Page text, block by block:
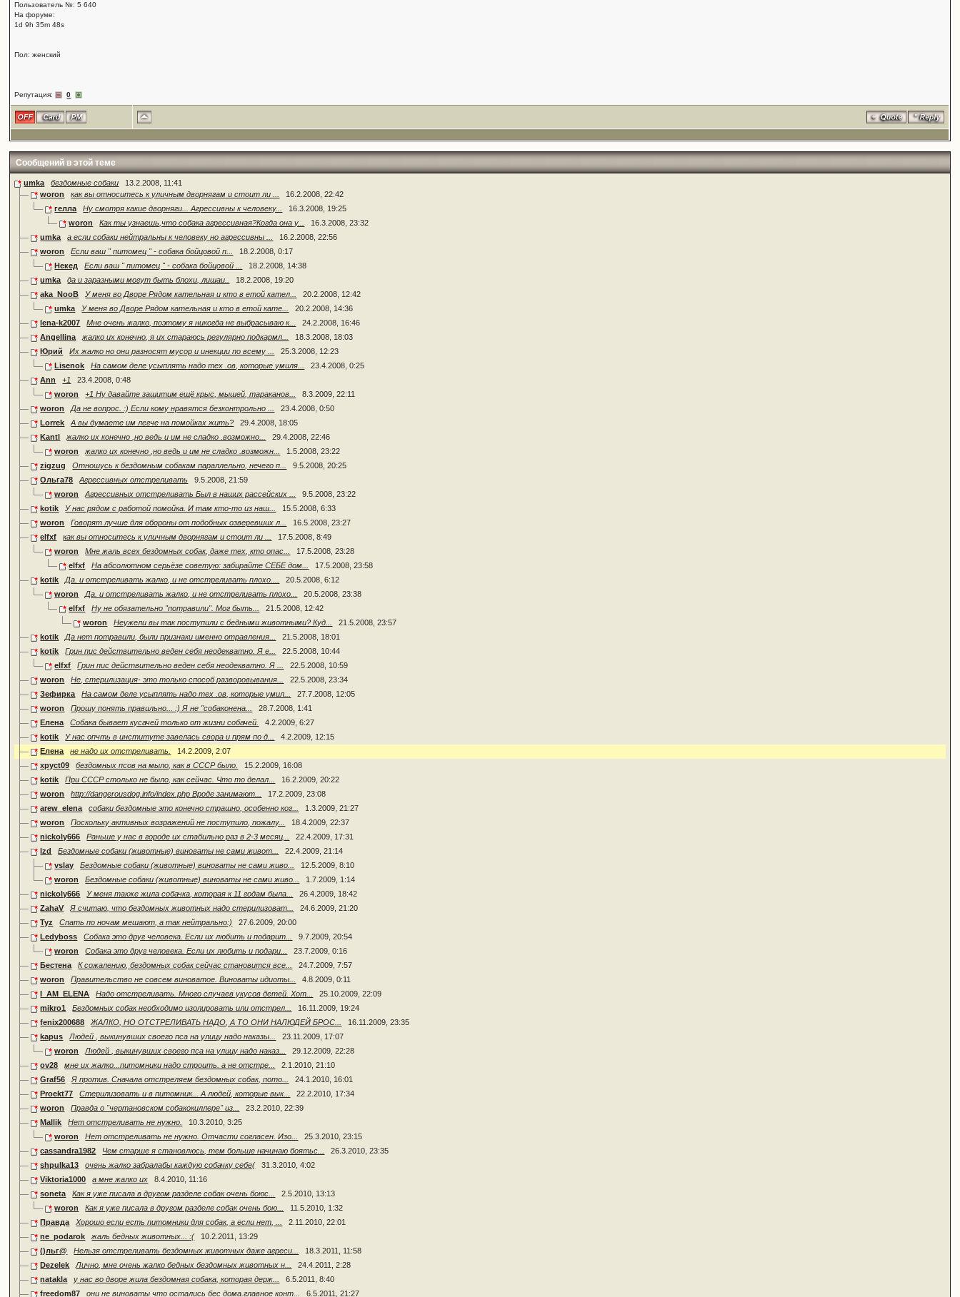
Пользователь №: 5 640
На форуме:
1d 9h 35m 48s
Пол: женский
Репутация: 0
Сообщений в этой теме
umka бездомные собаки
13.2.2008, 11:41
woron
как вы относитесь к уличным дворнягам и стоит ли ...
16.2.2008, 22:42
гелла
Ну смотря какие дворняги... Агрессивны к человеку...
16.3.2008, 19:25
woron
Как ты узнаешь,что собака агрессивная?Когда она у...
16.3.2008, 23:32
umka
а если собаки нейтральны к человеку но агрессивны ...
16.2.2008, 22:56
woron
Если ваш " питомец " - собака бойцовой п...
18.2.2008, 0:17
Некед
Если ваш " питомец " - собака бойцовой ...
18.2.2008, 14:38
umka
да и заразными могут быть блохи, лишаи..
18.2.2008, 19:20
aka_NooB
У меня во Дворе Рядом кательная и кто в етой кател...
20.2.2008, 12:42
umka
У меня во Дворе Рядом кательная и кто в етой кате...
20.2.2008, 14:36
lena-k2007
Мне очень жалко, поэтому я никогда не выбрасываю к...
24.2.2008, 16:46
Angellina
жалко их конечно, я их стараюсь регулярно подкармл...
18.3.2008, 18:03
Юрий
Их жалко но они разносят мусор и инекции по всему ...
25.3.2008, 12:23
Lisenok
На самом деле усыплять надо тех .ов, которые умиля...
23.4.2008, 0:25
Ann
+1
23.4.2008, 0:48
woron
+1 Ну давайте защитим ещё крыс, мышей, тараканов...
8.3.2009, 22:11
woron
Да не вопрос. :) Если кому нравятся безконтрольно ...
23.4.2008, 0:50
Lorrek
А вы думаете им легче на помойках жить?
29.4.2008, 18:05
Kantl
жалко их конечно ,но ведь и им не сладко .возможно...
29.4.2008, 22:46
woron
жалко их конечно ,но ведь и им не сладко .возможн...
1.5.2008, 23:22
zigzug
Отношусь к бездомным собакам параллельно, нечего п...
9.5.2008, 20:25
Ольга78
Агрессивных отстреливать
9.5.2008, 21:59
woron
Агрессивных отстреливать Был в наших рассейских ...
9.5.2008, 23:22
kotik
У нас рядом с работой помойка. И там кто-то из наш...
15.5.2008, 6:33
woron
Говорят лучше для обороны от подобных озверевших л...
16.5.2008, 23:27
elfxf
как вы относитесь к уличным дворнягам и стоит ли ...
17.5.2008, 8:49
woron
Мне жаль всех бездомных собак, даже тех, кто опас...
17.5.2008, 23:28
elfxf
На абсолютном серьёзе советую: забирайте СЕБЕ дом...
17.5.2008, 23:58
kotik
Да. и отстреливать жалко, и не отстреливать плохо....
20.5.2008, 6:12
woron
Да. и отстреливать жалко, и не отстреливать плохо...
20.5.2008, 23:38
elfxf
Ну не обязательно "потравили". Мог быть...
21.5.2008, 12:42
woron
Неужели вы так поступили с бедными животными? Куд...
21.5.2008, 23:57
kotik
Да нет потравили, были признаки именно отравления...
21.5.2008, 18:01
kotik
Грин пис действительно веден себя неодекватно. Я е...
22.5.2008, 10:44
elfxf
Грин пис действительно веден себя неодекватно. Я ...
22.5.2008, 10:59
woron
Не, стерилизация- это только способ разворовывания...
22.5.2008, 23:34
Зефирка
На самом деле усыплять надо тех .ов, которые умил...
27.7.2008, 12:05
woron
Прошу понять правильно... :) Я не "собаконена...
28.7.2008, 1:41
Елена
Собака бывает кусачей только от жизни собачей.
4.2.2009, 6:27
kotik
У нас опчть в институте завелась свора и прям по д...
4.2.2009, 12:15
Елена
не надо их отстреливать.
14.2.2009, 2:07
xpyct09
бездомных псов на мыло, как в СССР было.
15.2.2009, 16:08
kotik
При СССР столько не было, как сейчас. Что то делал...
16.2.2009, 20:22
woron
http://dangerousdog.info/index.php Вроде занимают...
17.2.2009, 23:08
arew_elena
собаки бездомные это конечно страшно, особенно ког...
1.3.2009, 21:27
woron
Поскольку активных возражений не поступило, пожалу...
18.4.2009, 22:37
nickoly666
Раньше у нас в городе их стабильно раз в 2-3 месяц...
22.4.2009, 17:31
lzd
Бездомные собаки (животные) виноваты не сами живот...
22.4.2009, 21:14
vslay
Бездомные собаки (животные) виноваты не сами живо...
12.5.2009, 8:10
woron
Бездомные собаки (животные) виноваты не сами живо...
1.7.2009, 1:14
nickoly666
У меня также жила собачка, которая к 11 годам была...
26.4.2009, 18:42
ZahaV
Я считаю, что бездомных животных надо стерилизоват...
24.6.2009, 21:20
Tyz
Спать по ночам мешают, а так нейтрально:)
27.6.2009, 20:00
Ledyboss
Собака это друг человека. Если их любить и подарит...
9.7.2009, 20:54
woron
Собака это друг человека. Если их любить и подари...
23.7.2009, 0:16
Бестена
К сожалению, бездомных собак сейчас становится все...
24.7.2009, 7:57
woron
Правительство не совсем виноватое. Виноваты идиоты...
4.8.2009, 0:11
I_AM_ELENA
Надо отстреливать. Много случаев укусов детей. Хот...
25.10.2009, 22:09
mikro1
Бездомных собак необходимо изолировать или отстрел...
16.11.2009, 19:24
fenix200688
ЖАЛКО, НО ОТСТРЕЛИВАТЬ НАДО, А ТО ОНИ НАЛЮДЕЙ БРОС...
16.11.2009, 23:35
kapus
Людей , выкинувших своего пса на улицу надо наказы...
23.11.2009, 17:07
woron
Людей , выкинувших своего пса на улицу надо наказ...
29.12.2009, 22:28
ov28
мне их жалко...питомники надо строить. а не отстре...
2.1.2010, 21:10
Graf56
Я против. Сначала отстреляем бездомных собак, пото...
24.1.2010, 16:01
Proekt77
Стерилизовать и в питомник... А людей, которые вык...
22.2.2010, 17:34
woron
Правда о "чертановском собакокиллере" из...
23.2.2010, 22:39
Mallik
Нет отстреливать не нужно.
10.3.2010, 3:25
woron
Нет отстреливать не нужно. Отчасти согласен. Изо...
25.3.2010, 23:15
cassandra1982
Чем старше я становлюсь, тем больше начинаю боятьс...
26.3.2010, 23:35
shpulka13
очень жалко забралабы каждую собачку себе(
31.3.2010, 4:02
Viktoria1000
а мне жалко их
8.4.2010, 11:16
soneta
Как я уже писала в другом разделе собак очень боюс...
2.5.2010, 13:13
woron
Как я уже писала в другом разделе собак очень бою...
11.5.2010, 1:32
Правда
Хорошо если есть питомники для собак, а если нет, ...
2.11.2010, 22:01
ne_podarok
жаль бедных животных... :(
10.2.2011, 13:29
()льг@
Нельзя отстреливать бездомных животных даже агреси...
18.3.2011, 11:58
Dezelek
Лично, мне очень жалко бедных бездомных животных н...
24.4.2011, 2:28
natakla
у нас во дворе жила бездомная собака, которая держ...
6.5.2011, 8:40
freedom87
они не виноваты что остались бес дома.главное конт... 6.5.2011, 21:27